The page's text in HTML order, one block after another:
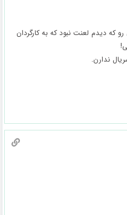
که دیدم لعنت نبود که به کارگردان
ندارن.